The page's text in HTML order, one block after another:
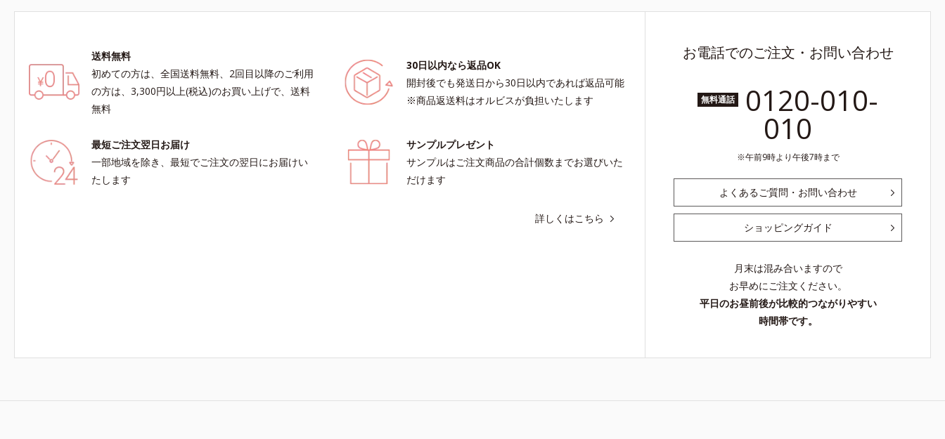
れを落とす処方
送料無料
初めての方は、全国送料無料、2回目以降のご利用
の方は、3,300円以上(税込)のお買い上げで、送料
無料
30日以内なら返品OK
開封後でも発送日から30日以内であれば返品可能
※商品返送料はオルビスが負担いたします
最短ご注文翌日お届け
一部地域を除き、最短でご注文の翌日にお届けい
たします
サンプルプレゼント
サンプルはご注文商品の合計個数までお選びいた
だけます
詳しくはこちら
お電話でのご注文・お問い合わせ
無料通話 0120-010-
010
午前9時より午後7時まで
よくあるご質問・お問い合わせ
ショッピングガイド
月末は混み合いますので
お早めにご注文ください。
平日のお昼前後が比較的つながりやすい
時間帯です。